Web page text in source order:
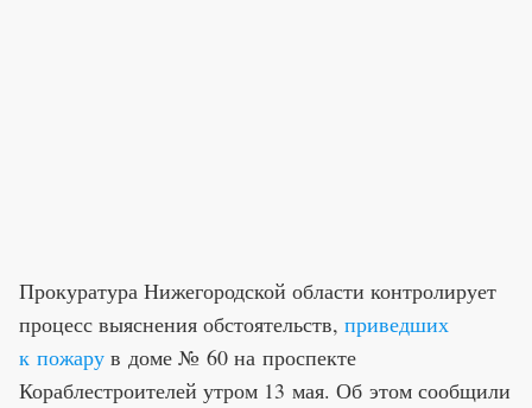
Прокуратура Нижегородской области контролирует
процесс выяснения обстоятельств, приведших
к пожару в доме № 60 на проспекте
Кораблестроителей утром 13 мая. Об этом сообщили